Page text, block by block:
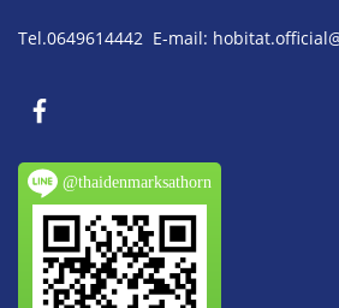
Tel.0649614442 E-mail:
@thaidenmarksathorn